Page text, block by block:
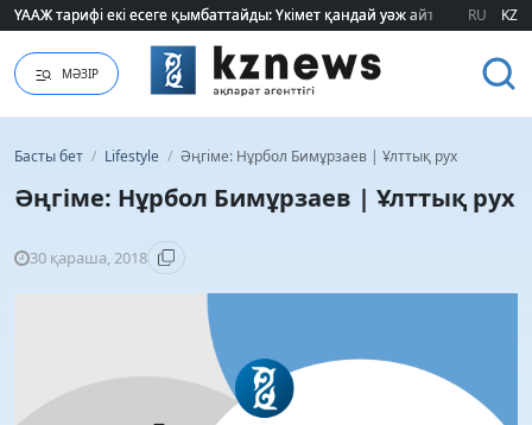
ҮААЖ тарифі екі есеге қымбаттайды: Үкімет қандай уәж айтады?
ҮААЖ тарифі екі есеге қымбаттайды: Үкімет қандай уәж айтады? RU KZ
МӘЗІР
Басты бет / Lifestyle / Әңгіме: Нұрбол Бимұрзаев | Ұлттық рух
Әңгіме: Нұрбол Бимұрзаев | Ұлттық рух
30 қараша, 2018